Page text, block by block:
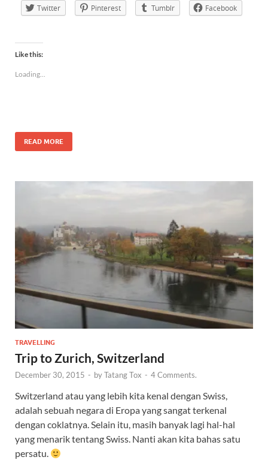
Twitter Pinterest Tumblr Facebook
Like this:
Loading...
READ MORE
TRAVELLING
Trip to Zurich, Switzerland
December 30, 2015 - byTatang Tox - 4 Comments.
Switzerland atau yang lebih kita kenal dengan Swiss,
adalah sebuah negara di Eropa yang sangat terkenal
dengan coklatnya. Selain itu, masih banyak lagi hal-hal
yang menarik tentang Swiss. Nanti akan kita bahas satu
persatu.